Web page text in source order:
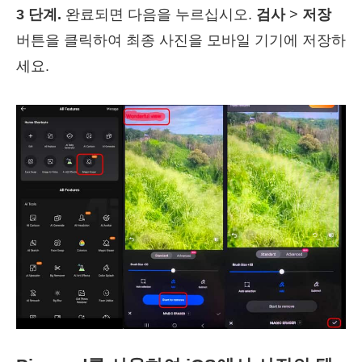
3 단계. 완료되면 다음을 누르십시오. 검사> 저장
버튼을 클릭하여 최종 사진을 모바일 기기에 저장하
세요.